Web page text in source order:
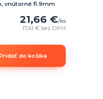
vnútorné fi.9mm
21,66 €/ks
17,61 € bez DPH
do košíka